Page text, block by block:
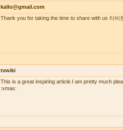
kallo@gmail.com
Thank you for taking the time to share with us 티비
tvwiki
This is a great inspiring article.I am pretty much
:xmas: